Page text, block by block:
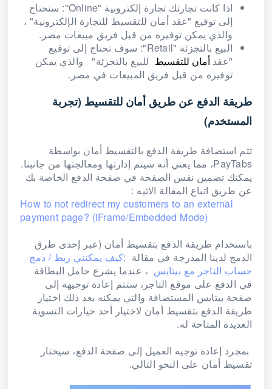
اذا كانت تجارتك تجارة إلكترونية "Online": ستحتاج
إلى توقيع "عقد أمان للتقسيط للتجارة الإلكترونية" ،
والذي يمكن توفيره من قبل فريق مبيعات مصر.
البيع بالتجزئة "Retail": سوف تحتاج إلى توقيع
"عقدأمان للتقسيطللبيع بالتجزئة" والذي يمكن
توفيره من قبل فريق المبيعات في مصر.
طريقة الدفع عن طريق أمان للتقسيط (تجربة
المستخدم)
تتم استضافة طريقة الدفع بالتقسيط أمان بواسطة
PayTabs، مما يعني أنه سيتم إدارتها ومعالجتها من جانبنا.
يمكنك تضمين نفس الصفحة في صفحة الدفع الخاصة بك
عن طريق اتباع المقالة الاتيه :
How to not redirect my customers to an external
payment page? (iFrame/Embedded Mode)
باستخدام طريقة الدفع بتقسيط أمان (عبر إحدى طرق
الدمج لدينا المدرجة في مقالة : كيف يمكنني ربط / دمج
حساب التاجر مع بيتابس ، عندما يشرع حامل البطاقة
في الدفع على موقع التاجر، ستتم إعادة توجيهه إلى
صفحة بيتابس المستضافة والتي يمكنه بعد ذلك اختيار
طريقة الدفع بتقسيط أمان لاختيار أحد خيارات التسوية
العديدة المتاحة له.
بمجرد إعادة توجيه العميل إلى صفحة الدفع، سيختار
تقسيط أمان على النحو التالي.